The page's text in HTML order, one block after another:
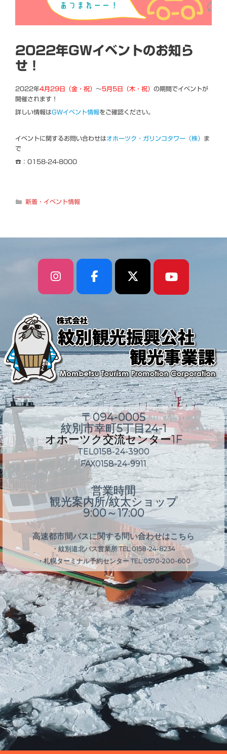
2022年GWイベントのお知ら
せ！
2022年4月29日（金・祝） ～5月5日（木・祝） の期間でイベントが
開催されます！
詳しい情報はGWイベント情報をご確認ください。
イベントに関するお問い合わせはオホーツク・ガリンコタワー（株） ま
で
☎：0158-24-8000
カ
ー
新着・イベント情報
〒094-0005
紋別市幸町5丁目24-1
オホーツク交流センター1F
TEL0158-24-3900
FAX0158-24-9911
営業時間
観光案内所/紋太ショップ
9:00～17:00
高速都市間バスに関する問い合わせはこちら
・紋別道北バス営業所TEL:0158-24-8234
・札幌ターミナル予約センターTEL:0570-200-600